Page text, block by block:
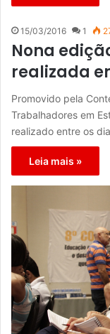
15/03/2016 1
Nona
realizada
Promovido pela
Trabalhadores em
realizado entre os
Leia mais »